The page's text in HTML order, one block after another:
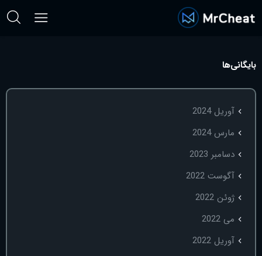
بایگانی‌ها
آوریل 2024
مارس 2024
دسامبر 2023
آگوست 2022
ژوئن 2022
می 2022
آوریل 2022